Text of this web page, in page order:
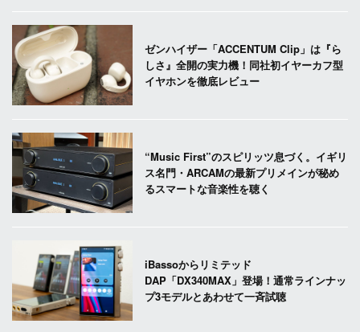
ゼンハイザー「ACCENTUM Clip」は『ら
しさ』全開の実力機！同社初イヤーカフ型
イヤホンを徹底レビュー
“Music First”のスピリッツ息づく。イギリ
ス名門・ARCAMの最新プリメインが秘め
るスマートな音楽性を聴く
iBassoからリミテッド
DAP「DX340MAX」登場！通常ラインナッ
プ3モデルとあわせて一斉試聴